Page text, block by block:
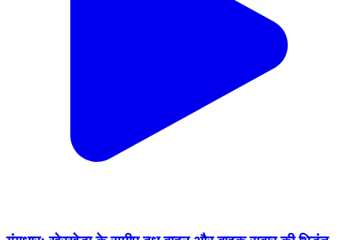
गंगधार: खेरखेड़ा के समीप दूध वाहन और बाइक सवार की भिड़ंत,
एक व्यक्ति गंभीर घायल